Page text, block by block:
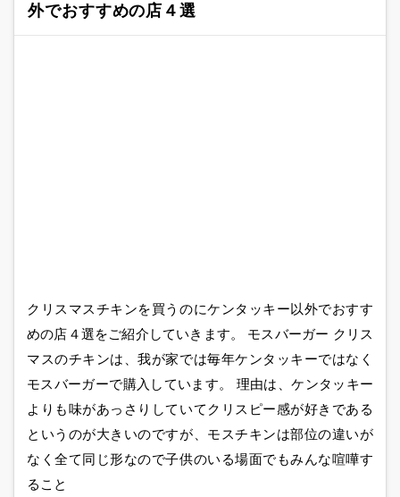
外でおすすめの店４選
クリスマスチキンを買うのにケンタッキー以外でおすす
めの店４選をご紹介していきます。 モスバーガー クリス
マスのチキンは、我が家では毎年ケンタッキーではなく
モスバーガーで購入しています。 理由は、ケンタッキー
よりも味があっさりしていてクリスピー感が好きである
というのが大きいのですが、モスチキンは部位の違いが
なく全て同じ形なので子供のいる場面でもみんな喧嘩す
ること